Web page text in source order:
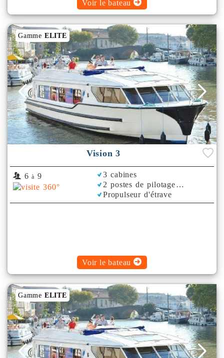
Voir le bateau
Gamme ELITE
Vision 3
6 à 9
3 cabines
2 postes de pilotage
Propulseur d'étrave
Climatisation
Voir le bateau
Gamme ELITE